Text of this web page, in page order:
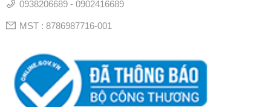
0938206689 - 0902416689
MST : 8786987716-001